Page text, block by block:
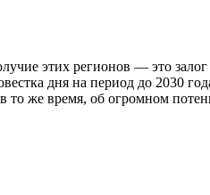
этих регионов — это
дня на период до 2030
же время, об огромном